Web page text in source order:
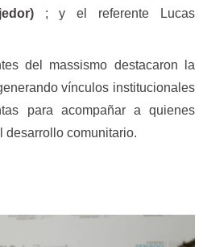
; y el referente Lucas
del massismo destacaron la
vínculos institucionales
para acompañar a quienes
desarrollo comunitario.